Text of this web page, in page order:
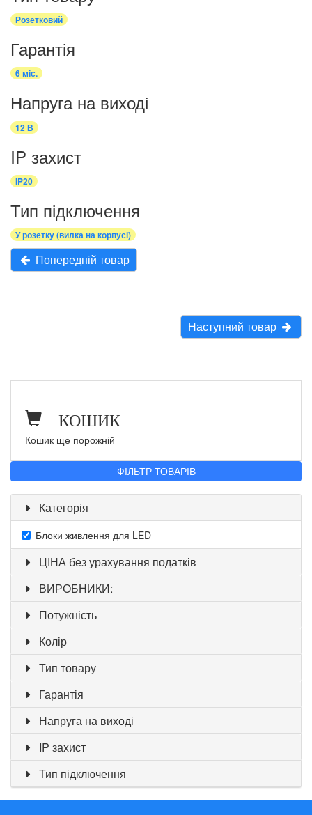
Розетковий
Гарантія
6 міс.
Напруга на виході
12 В
IP захист
IP20
Тип підключення
У розетку (вилка на корпусі)
Попередній товар
Наступний товар
КОШИК
Кошик ще порожній
ФІЛЬТР ТОВАРІВ
Категорія
Блоки живлення для LED
ЦІНА без урахування податків
ВИРОБНИКИ:
Потужність
Колір
Тип товару
Гарантія
Напруга на виході
IP захист
Тип підключення